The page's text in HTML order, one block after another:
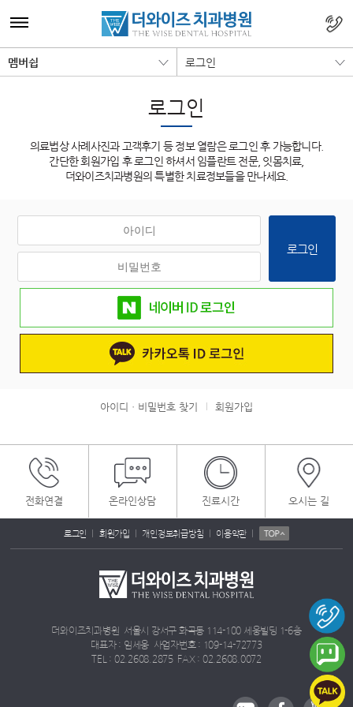
멤버쉽 로그인
로그인
의료법상 사례사진과 고객후기 등 정보 열람은 로그인 후 가능합니다.
간단한 회원가입 후 로그인 하셔서 임플란트 전문, 잇몸치료,
더와이즈치과병원의 특별한 치료정보들을 만나세요.
로그인
아이디ㆍ비밀번호 찾기 회원가입
전화연결 온라인상담 진료시간 오시는 길
로그인 | 회원가입 | 개인정보취급방침 | 이용약관 |
더와이즈치과병원 서울시 강서구 화곡동 114-100 세웅빌딩 1-6층
대표자 : 임세웅 사업자번호 : 109-14-72773
TEL : 02.2608.2875 FAX : 02.2608.0072